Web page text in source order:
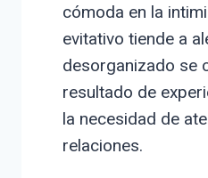
cómoda en la
evitativo tiende a
desorganizado se
resultado de
la necesidad de
relaciones.